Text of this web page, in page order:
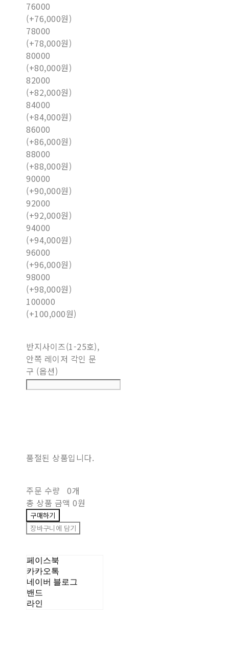
76000
(+76,000원)
78000
(+78,000원)
80000
(+80,000원)
82000
(+82,000원)
84000
(+84,000원)
86000
(+86,000원)
88000
(+88,000원)
90000
(+90,000원)
92000
(+92,000원)
94000
(+94,000원)
96000
(+96,000원)
98000
(+98,000원)
100000
(+100,000원)
반지사이즈(1-25호),
안쪽 레이저 각인 문
구 (옵션)
품절된 상품입니다.
주문 수량
0개
총 상품 금액 0원
구매하기
장바구니에 담기
페이스북
카카오톡
네이버 블로그
밴드
라인